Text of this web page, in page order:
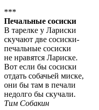
***
Печальные сосиски
В тарелке у Лариски
скучают две сосиски-
печальные сосиски
не нравятся Лариске.
Вот если бы сосиски
отдать собачьей миске,
они бы там в печали
недолго бы скучали.
Тим Собакин